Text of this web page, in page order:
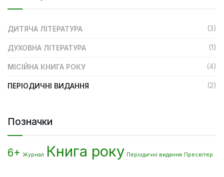
ДИТЯЧА ЛІТЕРАТУРА (3)
ДУХОВНА ЛІТЕРАТУРА (1)
МІСІЙНА КНИГА РОКУ (4)
ПЕРІОДИЧНІ ВИДАННЯ (2)
Позначки
6+ Журнал Книга року Періодичні видання Пресвітер